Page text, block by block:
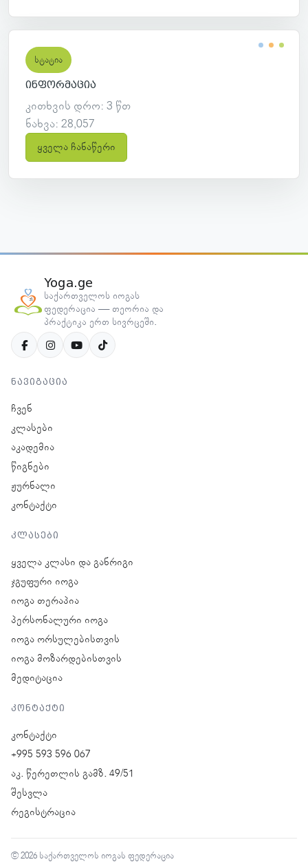
სტატია
ინფორმაცია
კითხვის დრო: 3 წთ
ნახვა: 28,057
ყველა ჩანაწერი
Yoga.ge
საქართველოს იოგას
ფედერაცია — თეორია და
პრაქტიკა ერთ სივრცეში.
ნავიგაცია
ჩვენ
კლასები
აკადემია
წიგნები
ჟურნალი
კონტაქტი
კლასები
ყველა კლასი და განრიგი
ჯგუფური იოგა
იოგა თერაპია
პერსონალური იოგა
იოგა ორსულებისთვის
იოგა მოზარდებისთვის
მედიტაცია
კონტაქტი
კონტაქტი
+995 593 596 067
აკ. წერეთლის გამზ. 49/51
შესვლა
რეგისტრაცია
© 2026 საქართველოს იოგას ფედერაცია